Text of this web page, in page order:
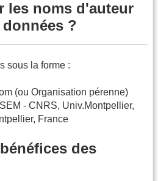
les noms d'auteur
?
sous la forme :
(ou Organisation pérenne)
- CNRS, Univ.Montpellier,
France
des